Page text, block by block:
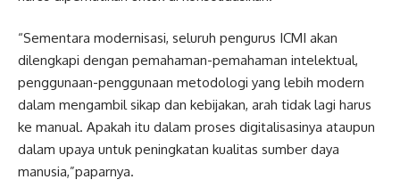
“Sementara modernisasi, seluruh pengurus ICMI akan
dilengkapi dengan pemahaman-pemahaman intelektual,
penggunaan-penggunaan metodologi yang lebih modern
dalam mengambil sikap dan kebijakan, arah tidak lagi harus
ke manual. Apakah itu dalam proses digitalisasinya ataupun
dalam upaya untuk peningkatan kualitas sumber daya
manusia,”paparnya.